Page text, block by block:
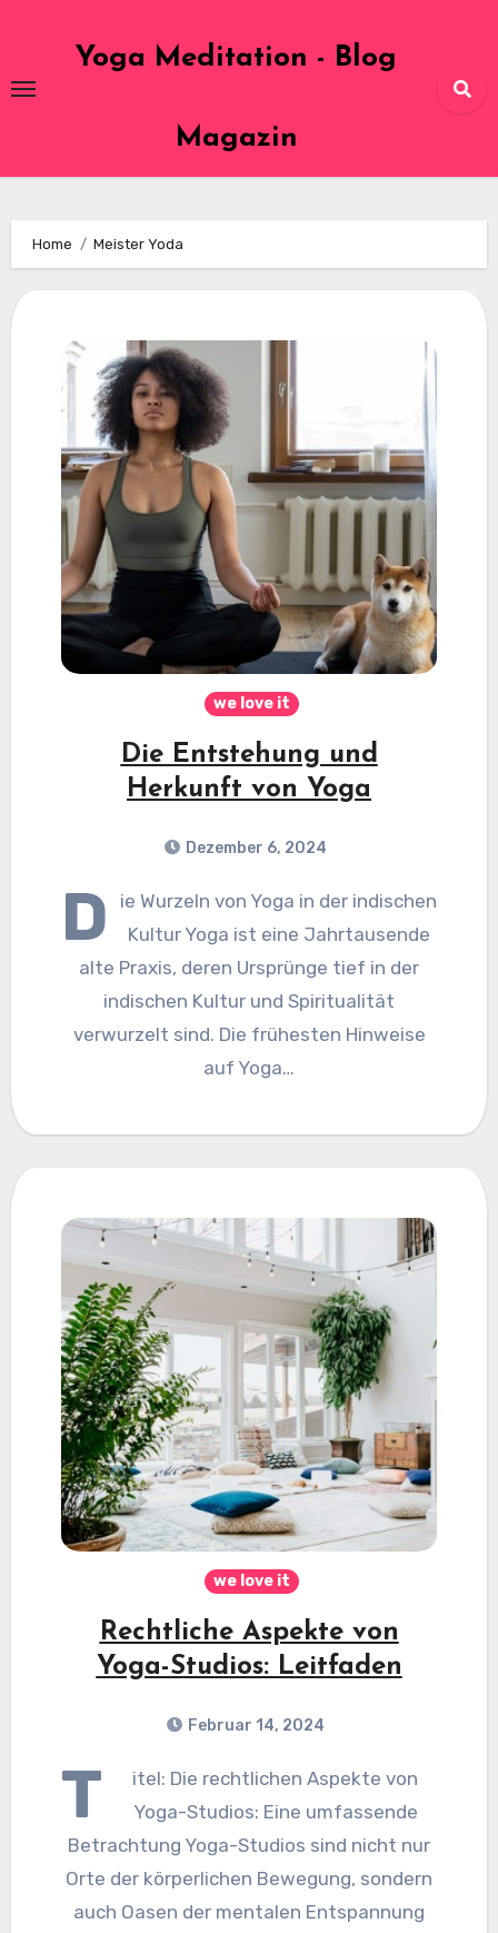
content
Yoga Meditation - Blog
Magazin
Home Meister Yoda
we love it
Die Entstehung und
Herkunft von Yoga
Dezember 6, 2024
D
ie Wurzeln von Yoga in der indischen
Kultur Yoga ist eine Jahrtausende
alte Praxis, deren Ursprünge tief in der
indischen Kultur und Spiritualität
verwurzelt sind. Die frühesten Hinweise
auf Yoga…
we love it
Rechtliche Aspekte von
Yoga-Studios: Leitfaden
Februar 14, 2024
T
itel: Die rechtlichen Aspekte von
Yoga-Studios: Eine umfassende
Betrachtung Yoga-Studios sind nicht nur
Orte der körperlichen Bewegung, sondern
auch Oasen der mentalen Entspannung